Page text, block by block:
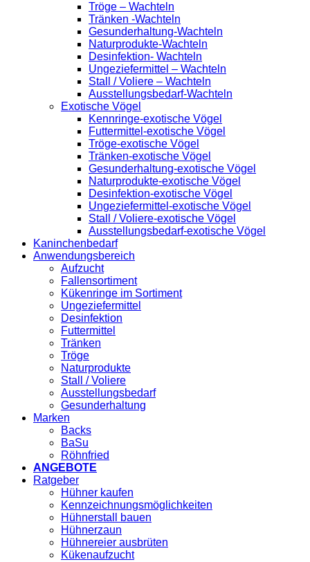
Tröge – Wachteln
Tränken -Wachteln
Gesunderhaltung-Wachteln
Naturprodukte-Wachteln
Desinfektion- Wachteln
Ungeziefermittel – Wachteln
Stall / Voliere – Wachteln
Ausstellungsbedarf-Wachteln
Exotische Vögel
Kennringe-exotische Vögel
Futtermittel-exotische Vögel
Tröge-exotische Vögel
Tränken-exotische Vögel
Gesunderhaltung-exotische Vögel
Naturprodukte-exotische Vögel
Desinfektion-exotische Vögel
Ungeziefermittel-exotische Vögel
Stall / Voliere-exotische Vögel
Ausstellungsbedarf-exotische Vögel
Kaninchenbedarf
Anwendungsbereich
Aufzucht
Fallensortiment
Kükenringe im Sortiment
Ungeziefermittel
Desinfektion
Futtermittel
Tränken
Tröge
Naturprodukte
Stall / Voliere
Ausstellungsbedarf
Gesunderhaltung
Marken
Backs
BaSu
Röhnfried
ANGEBOTE
Ratgeber
Hühner kaufen
Kennzeichnungsmöglichkeiten
Hühnerstall bauen
Hühnerzaun
Hühnereier ausbrüten
Kükenaufzucht